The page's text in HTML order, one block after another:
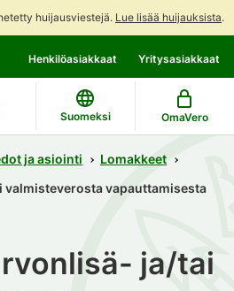
huijausviestejä. Lue lisää huijauksista.
suoraan
sisältöön
koko
sivuston
hakuun
Henkilöasiakkaat Yritysasiakkaat
Suomeksi OmaVero
ja asiointi
Lomakkeet
vapauttamisesta
ja/tai